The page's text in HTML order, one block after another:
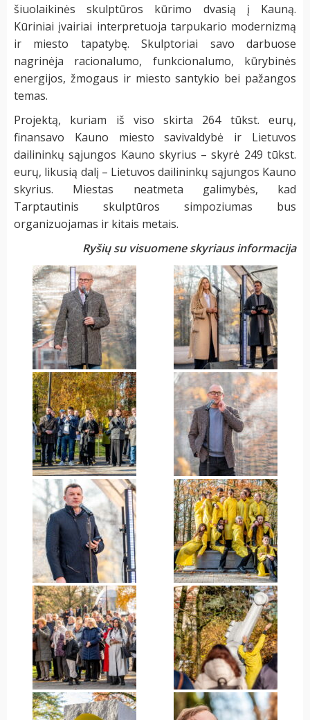
šiuolaikinės skulptūros kūrimo dvasią į Kauną.
Kūriniai įvairiai interpretuoja tarpukario modernizmą
ir miesto tapatybę. Skulptoriai savo darbuose
nagrinėja racionalumo, funkcionalumo, kūrybinės
energijos, žmogaus ir miesto santykio bei pažangos
temas.
Projektą, kuriam iš viso skirta 264 tūkst. eurų,
finansavo Kauno miesto savivaldybė ir Lietuvos
dailininkų sąjungos Kauno skyrius – skyrė 249 tūkst.
eurų, likusią dalį – Lietuvos dailininkų sąjungos Kauno
skyrius. Miestas neatmeta galimybės, kad
Tarptautinis skulptūros simpoziumas bus
organizuojamas ir kitais metais.
Ryšių su visuomene skyriaus informacija